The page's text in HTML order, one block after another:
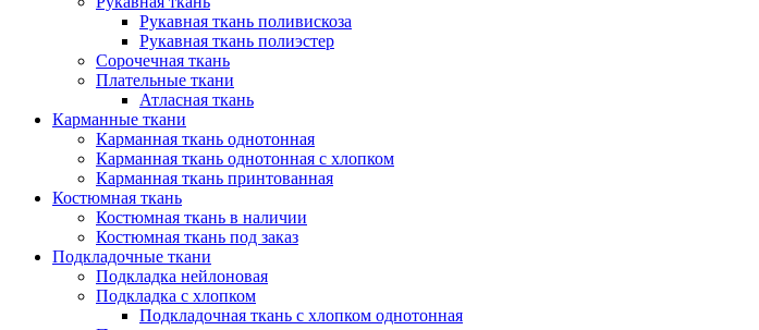
Рукавная ткань поливискоза
Рукавная ткань полиэстер
Сорочечная ткань
Плательные ткани
Атласная ткань
Карманные ткани
Карманная ткань однотонная
Карманная ткань однотонная с хлопком
Карманная ткань принтованная
Костюмная ткань
Костюмная ткань в наличии
Костюмная ткань под заказ
Подкладочные ткани
Подкладка нейлоновая
Подкладка с хлопком
Подкладочная ткань с хлопком однотонная